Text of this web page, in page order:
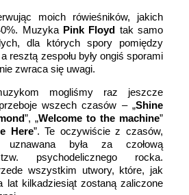
moich rówieśników, jakich
Muzyka Pink Floyd tak samo
dla których spory pomiędzy
resztą zespołu były ongiś sporami
zwraca się uwagi.
mogliśmy raz jeszcze
wszech czasów – „Shine
”, „Welcome to the machine”
Here”. Te oczywiście z czasów,
była za czołową
psychodelicznego rocka.
wszystkim utwory, które, jak
lat kilkadziesiąt zostaną zaliczone